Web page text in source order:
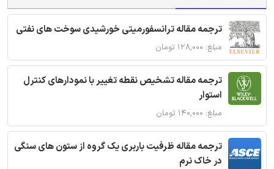
ترجمه مقاله ترانسفورمیتی خورشیدی سوخت های نفتی
مبلغ: ۱۲۸,۰۰۰ تومان
ترجمه مقاله تشخیص نقطه تغییر با نمودارهای کنترل
استوار
مبلغ: ۱۴۰,۰۰۰ تومان
ترجمه مقاله ظرفیت باربری یک گروه از ستون های سنگی
در خاک نرم